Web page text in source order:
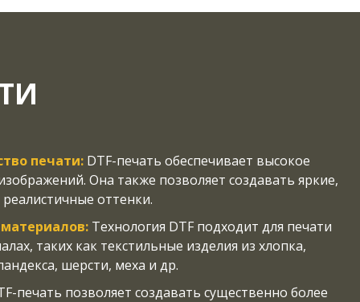
печати: DTF-печать обеспечивает высокое
Она также позволяет создавать яркие,
оттенки.
Технология DTF подходит для печати
таких как текстильные изделия из хлопка,
шерсти, меха и др.
печать позволяет создавать существенно более